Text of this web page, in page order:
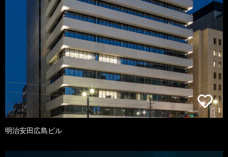
明治安田広島ビル